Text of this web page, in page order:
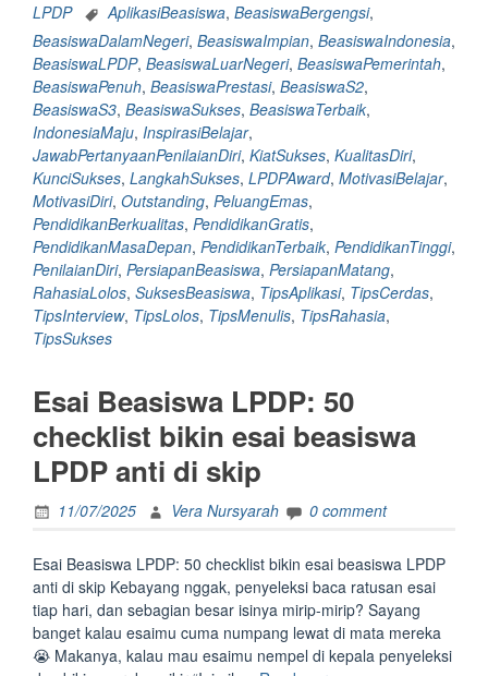
Tips
Rahasia
Jawab
8
Pertanyaan
Penilaian
Diri
di
Aplikasi
Beasiswa
LPDP
biar
Outstanding”
LPDP
AplikasiBeasiswa, BeasiswaBergengsi,
BeasiswaDalamNegeri, BeasiswaImpian, BeasiswaIndonesia,
BeasiswaLPDP, BeasiswaLuarNegeri, BeasiswaPemerintah,
BeasiswaPenuh, BeasiswaPrestasi, BeasiswaS2,
BeasiswaS3, BeasiswaSukses, BeasiswaTerbaik,
IndonesiaMaju, InspirasiBelajar,
JawabPertanyaanPenilaianDiri, KiatSukses, KualitasDiri,
KunciSukses, LangkahSukses, LPDPAward, MotivasiBelajar,
MotivasiDiri, Outstanding, PeluangEmas,
PendidikanBerkualitas, PendidikanGratis,
PendidikanMasaDepan, PendidikanTerbaik, PendidikanTinggi,
PenilaianDiri, PersiapanBeasiswa, PersiapanMatang,
RahasiaLolos, SuksesBeasiswa, TipsAplikasi, TipsCerdas,
TipsInterview, TipsLolos, TipsMenulis, TipsRahasia,
TipsSukses
Esai Beasiswa LPDP: 50
checklist bikin esai beasiswa
LPDP anti di skip
11/07/2025 Vera Nursyarah 0 comment
Esai Beasiswa LPDP: 50 checklist bikin esai beasiswa LPDP
anti di skip Kebayang nggak, penyeleksi baca ratusan esai
tiap hari, dan sebagian besar isinya mirip-mirip? Sayang
banget kalau esaimu cuma numpang lewat di mata mereka
😭 Makanya, kalau mau esaimu nempel di kepala penyeleksi